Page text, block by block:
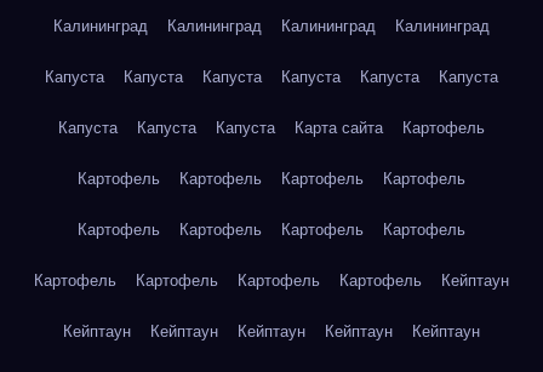
Калининград Калининград Калининград Калининград
Капуста Капуста Капуста Капуста Капуста Капуста
Капуста Капуста Капуста Карта сайта Картофель
Картофель Картофель Картофель Картофель
Картофель Картофель Картофель Картофель
Картофель Картофель Картофель Картофель Кейптаун
Кейптаун Кейптаун Кейптаун Кейптаун Кейптаун